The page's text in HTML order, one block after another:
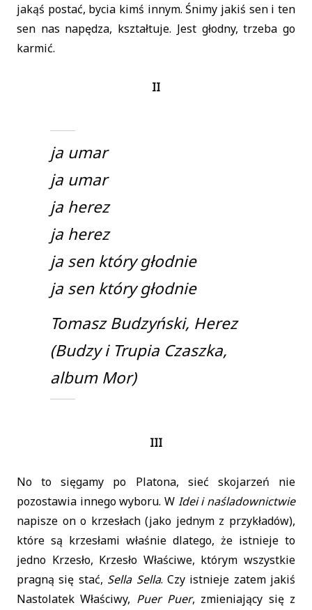
jakąś postać, bycia kimś innym. Śnimy jakiś sen i ten
sen nas napędza, kształtuje. Jest głodny, trzeba go
karmić.
II
ja umar
ja umar
ja herez
ja herez
ja sen który głodnie
ja sen który głodnie
Tomasz Budzyński, Herez
(Budzy i Trupia Czaszka,
album Mor)
III
No to sięgamy po Platona, sieć skojarzeń nie
pozostawia innego wyboru. W Idei i naśladownictwie
napisze on o krzesłach (jako jednym z przykładów),
które są krzesłami właśnie dlatego, że istnieje to
jedno Krzesło, Krzesło Właściwe, którym wszystkie
pragną się stać, Sella Sella. Czy istnieje zatem jakiś
Nastolatek Właściwy, Puer Puer, zmieniający się z